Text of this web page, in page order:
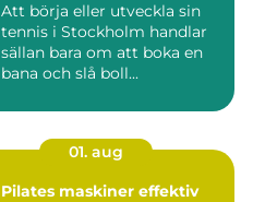
Att börja eller utveckla sin
tennis i Stockholm handlar
sällan bara om att boka en
bana och slå boll...
01. aug
Pilates maskiner effektiv